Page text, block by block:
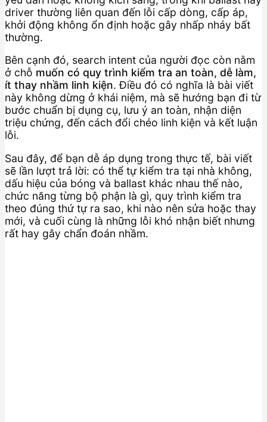
driver thường liên quan đến lỗi cấp dòng, cấp áp,
khởi động không ổn định hoặc gây nhấp nháy bất
thường.
Bên cạnh đó, search intent của người đọc còn nằm
ở chỗ muốn có quy trình kiểm tra an toàn, dễ làm,
ít thay nhầm linh kiện. Điều đó có nghĩa là bài viết
này không dừng ở khái niệm, mà sẽ hướng bạn đi từ
bước chuẩn bị dụng cụ, lưu ý an toàn, nhận diện
triệu chứng, đến cách đổi chéo linh kiện và kết luận
lỗi.
Sau đây, để bạn dễ áp dụng trong thực tế, bài viết
sẽ lần lượt trả lời: có thể tự kiểm tra tại nhà không,
dấu hiệu của bóng và ballast khác nhau thế nào,
chức năng từng bộ phận là gì, quy trình kiểm tra
theo đúng thứ tự ra sao, khi nào nên sửa hoặc thay
mới, và cuối cùng là những lỗi khó nhận biết nhưng
rất hay gây chẩn đoán nhầm.